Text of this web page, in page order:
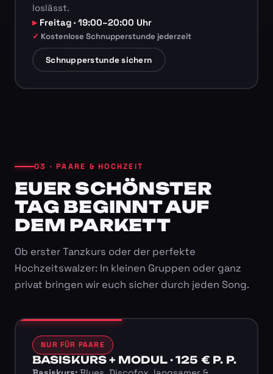
loslässt.
Freitag · 19:00–20:00 Uhr
Kostenlose Schnupperstunde jederzeit
Schnupperstunde sichern
03 · PAARE & HOCHZEIT
EUER SCHÖNSTER
TAG BEGINNT AUF
DEM PARKETT
Ob erster Tanzkurs oder der perfekte
Hochzeitswalzer: In kleinen Gruppen oder ganz
privat bringen wir euch sicher durch jeden Song.
NUR FÜR PAARE
BASISKURS + MODUL · 125 € P. P.